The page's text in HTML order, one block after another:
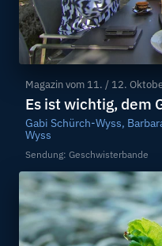
Magazin vom 11. / 12.
Es ist wichtig, dem
Gabi Schürch-Wyss,
Wyss
Sendung: Geschwisterbande